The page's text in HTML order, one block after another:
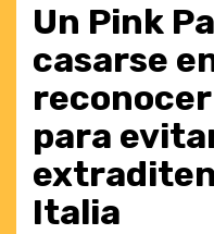
Un Pink
casarse
para
Italia